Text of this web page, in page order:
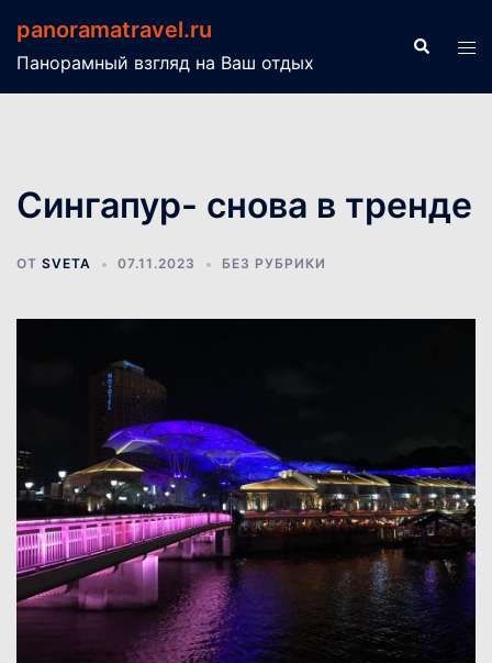
содержимому
panoramatravel.ru
Панорамный взгляд на Ваш отдых
Поиск
Сингапур- снова в тренде
ОТ SVETA 07.11.2023 БЕЗ РУБРИКИ